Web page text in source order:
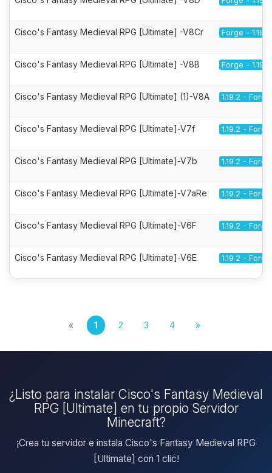
Cisco's Fantasy Medieval RPG [Ultimate] -V8Cr Forge - 1.19.2
Cisco's Fantasy Medieval RPG [Ultimate] -V8B Forge - 1.19.2
Cisco's Fantasy Medieval RPG [Ultimate] (1)-V8A 1.19.2 - Forge
Cisco's Fantasy Medieval RPG [Ultimate]-V7f 1.19.2 - Forge
Cisco's Fantasy Medieval RPG [Ultimate]-V7b 1.19.2 - Forge
Cisco's Fantasy Medieval RPG [Ultimate]-V7aRe 1.19.2 - Forge
Cisco's Fantasy Medieval RPG [Ultimate]-V6F 1.19.2 - Forge
Cisco's Fantasy Medieval RPG [Ultimate]-V6E 1.19.2 - Forge
« 1 2 3 4 »
¿Listo para instalar Cisco's Fantasy Medieval
RPG [Ultimate] en tu propio Servidor
Minecraft?
¡Crea tu servidor e instala Cisco's Fantasy Medieval RPG
[Ultimate] con 1 clic!